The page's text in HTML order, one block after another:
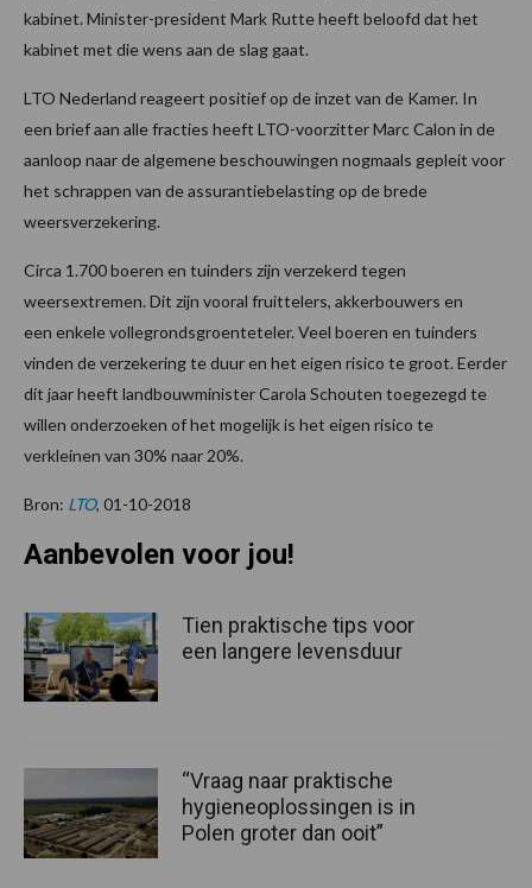
kabinet. Minister-president Mark Rutte heeft beloofd dat het
kabinet met die wens aan de slag gaat.
LTO Nederland reageert positief op de inzet van de Kamer. In
een brief aan alle fracties heeft LTO-voorzitter Marc Calon in de
aanloop naar de algemene beschouwingen nogmaals gepleit voor
het schrappen van de assurantiebelasting op de brede
weersverzekering.
Circa 1.700 boeren en tuinders zijn verzekerd tegen
weersextremen. Dit zijn vooral fruittelers, akkerbouwers en
een enkele vollegrondsgroenteteler. Veel boeren en tuinders
vinden de verzekering te duur en het eigen risico te groot. Eerder
dit jaar heeft landbouwminister Carola Schouten toegezegd te
willen onderzoeken of het mogelijk is het eigen risico te
verkleinen van 30% naar 20%.
Bron: LTO, 01-10-2018
Aanbevolen voor jou!
Tien praktische tips voor
een langere levensduur
“Vraag naar praktische
hygieneoplossingen is in
Polen groter dan ooit”